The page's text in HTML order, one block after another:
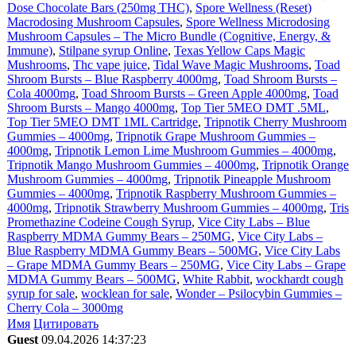
Dose Chocolate Bars (250mg THC), Spore Wellness (Reset)
Macrodosing Mushroom Capsules, Spore Wellness Microdosing
Mushroom Capsules – The Micro Bundle (Cognitive, Energy, &
Immune), Stilpane syrup Online, Texas Yellow Caps Magic
Mushrooms, Thc vape juice, Tidal Wave Magic Mushrooms, Toad
Shroom Bursts – Blue Raspberry 4000mg, Toad Shroom Bursts –
Cola 4000mg, Toad Shroom Bursts – Green Apple 4000mg, Toad
Shroom Bursts – Mango 4000mg, Top Tier 5MEO DMT .5ML,
Top Tier 5MEO DMT 1ML Cartridge, Tripnotik Cherry Mushroom
Gummies – 4000mg, Tripnotik Grape Mushroom Gummies –
4000mg, Tripnotik Lemon Lime Mushroom Gummies – 4000mg,
Tripnotik Mango Mushroom Gummies – 4000mg, Tripnotik Orange
Mushroom Gummies – 4000mg, Tripnotik Pineapple Mushroom
Gummies – 4000mg, Tripnotik Raspberry Mushroom Gummies –
4000mg, Tripnotik Strawberry Mushroom Gummies – 4000mg, Tris
Promethazine Codeine Cough Syrup, Vice City Labs – Blue
Raspberry MDMA Gummy Bears – 250MG, Vice City Labs –
Blue Raspberry MDMA Gummy Bears – 500MG, Vice City Labs
– Grape MDMA Gummy Bears – 250MG, Vice City Labs – Grape
MDMA Gummy Bears – 500MG, White Rabbit, wockhardt cough
syrup for sale, wocklean for sale, Wonder – Psilocybin Gummies –
Cherry Cola – 3000mg
Имя Цитировать
Guest 09.04.2026 14:37:23